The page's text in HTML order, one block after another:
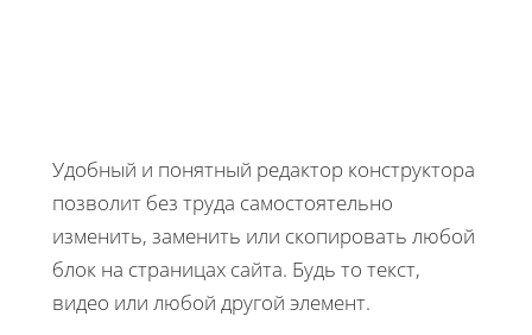
Удобный и понятный редактор конструктора
позволит без труда самостоятельно
изменить, заменить или скопировать любой
блок на страницах сайта. Будь то текст,
видео или любой другой элемент.